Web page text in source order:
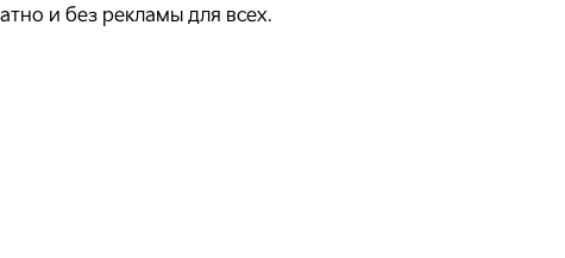
и без рекламы для всех.